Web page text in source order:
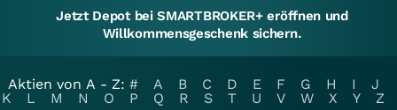
Jetzt Depot bei SMARTBROKER+ eröffnen und
Willkommensgeschenk sichern.
Aktien von A - Z: # A B C D E F G H I
J
K
L M N O P Q R S T U V W X Y
Z